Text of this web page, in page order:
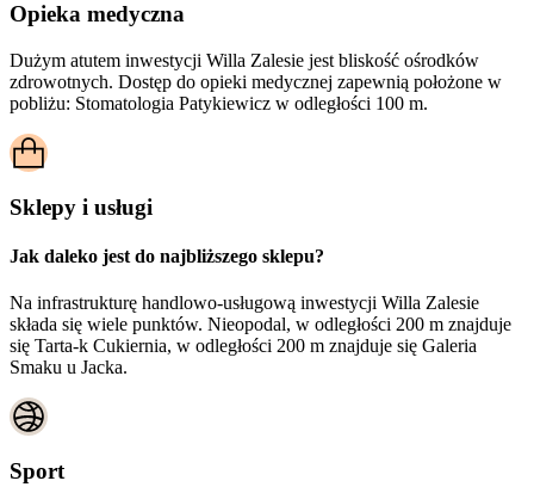
Opieka medyczna
Dużym atutem inwestycji Willa Zalesie jest bliskość ośrodków
zdrowotnych. Dostęp do opieki medycznej zapewnią położone w
pobliżu: Stomatologia Patykiewicz w odległości 100 m.
Sklepy i usługi
Jak daleko jest do najbliższego sklepu?
Na infrastrukturę handlowo-usługową inwestycji Willa Zalesie
składa się wiele punktów. Nieopodal, w odległości 200 m znajduje
się Tarta-k Cukiernia, w odległości 200 m znajduje się Galeria
Smaku u Jacka.
Sport